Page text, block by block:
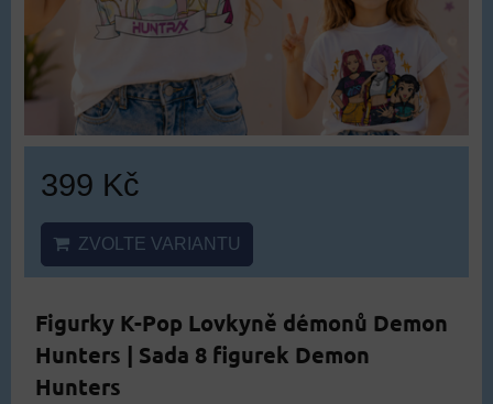
399 Kč
ZVOLTE VARIANTU
Figurky K-Pop Lovkyně démonů Demon
Hunters | Sada 8 figurek Demon
Hunters